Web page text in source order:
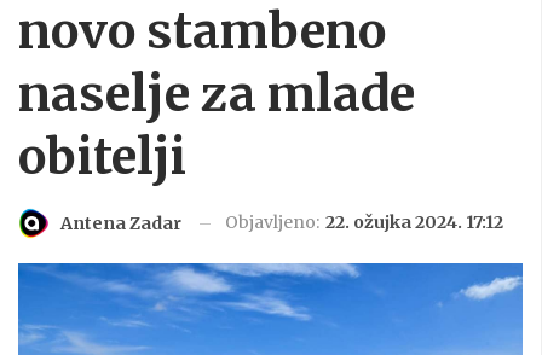
novo stambeno
naselje za mlade
obitelji
Antena Zadar Objavljeno: 22. ožujka 2024. 17:12